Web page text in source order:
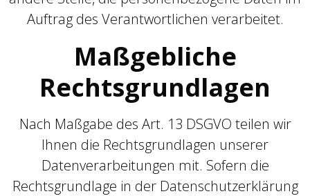
Auftrag des Verantwortlichen verarbeitet.
Maßgebliche
Rechtsgrundlagen
Nach Maßgabe des Art. 13 DSGVO teilen wir
Ihnen die Rechtsgrundlagen unserer
Datenverarbeitungen mit. Sofern die
Rechtsgrundlage in der Datenschutzerklärung